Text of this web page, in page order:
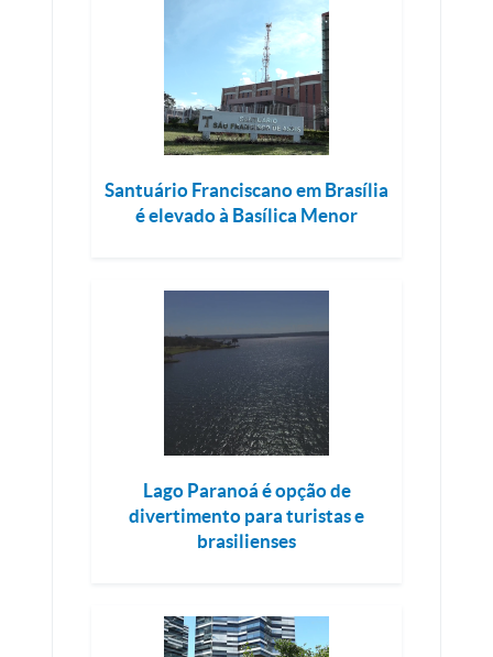
Santuário Franciscano em Brasília
é elevado à Basílica Menor
Lago Paranoá é opção de
divertimento para turistas e
brasilienses